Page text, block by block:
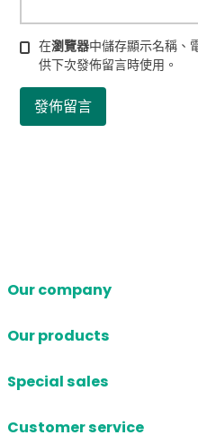
在瀏覽器中儲存顯示名稱、
供下次發佈留言時使用。
Our company
Our products
Special sales
Customer service